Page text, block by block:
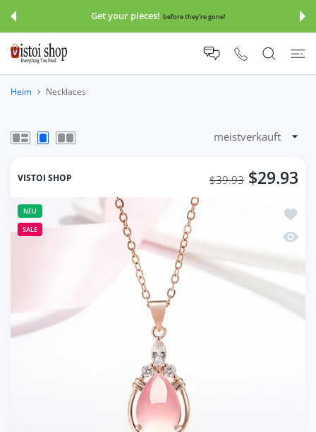
INHALT Get your pieces! before they're gone!
Heim Necklaces
VISTOI SHOP $29.93
$39.93
NEU
SALE
Zur